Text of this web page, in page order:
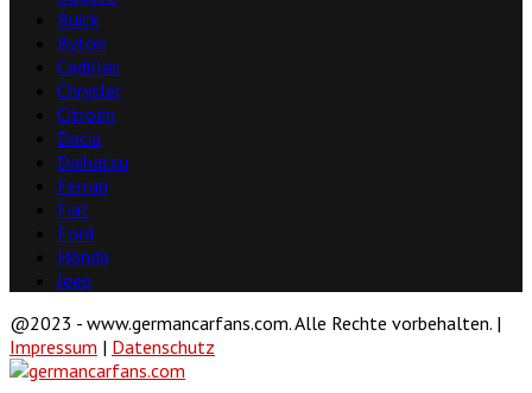
Buick
Byton
Cadillac
Chrysler
Citroën
Dacia
Daihatsu
Ferrari
Fiat
Ford
Honda
Jeep
@2023 - www.germancarfans.com. Alle Rechte vorbehalten. |
Impressum | Datenschutz